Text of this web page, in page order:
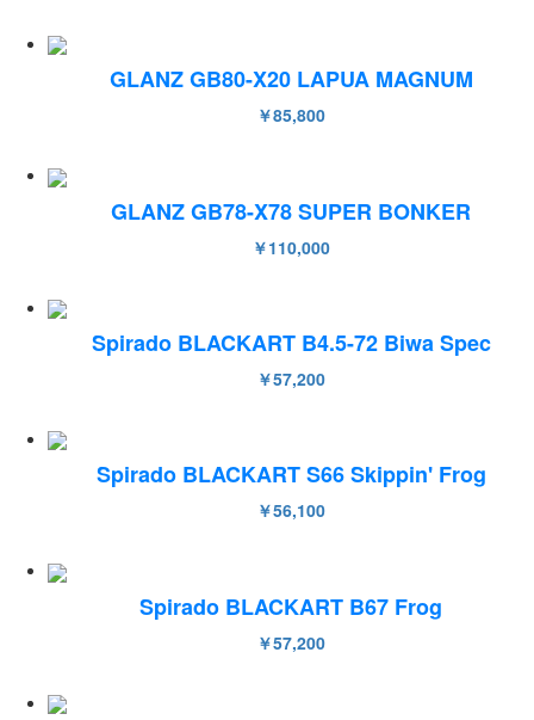
GLANZ GB80-X20 LAPUA MAGNUM
￥85,800
GLANZ GB78-X78 SUPER BONKER
￥110,000
Spirado BLACKART B4.5-72 Biwa Spec
￥57,200
Spirado BLACKART S66 Skippin' Frog
￥56,100
Spirado BLACKART B67 Frog
￥57,200